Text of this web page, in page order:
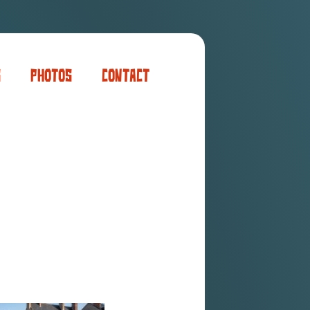
Photos Contact